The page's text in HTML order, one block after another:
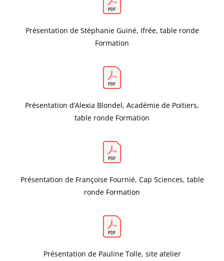
Présentation de Stéphanie Guiné, Ifrée, table ronde
Formation
Présentation d’Alexia Blondel, Académie de Poitiers,
table ronde Formation
Présentation de Françoise Fournié, Cap Sciences, table
ronde Formation
Présentation de Pauline Tolle, site atelier